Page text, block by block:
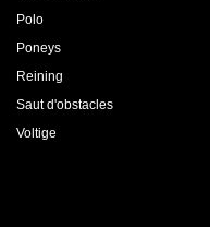
Polo
Poneys
Reining
Saut d'obstacles
Voltige